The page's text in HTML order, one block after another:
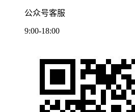
公众号客服
9:00-18:00